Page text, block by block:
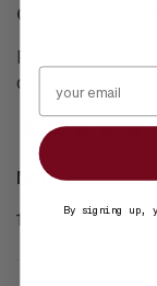
Conforme aux
Produit
démarrer l'essai...
Marie D.
14/06/20By signing up,